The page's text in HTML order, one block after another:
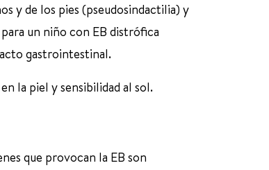
y de los pies (pseudosindactilia) y
un niño con EB distrófica
gastrointestinal.
la piel y sensibilidad al sol.
que provocan la EB son